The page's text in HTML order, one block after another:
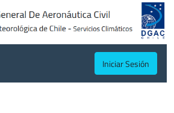
Iniciar Sesión